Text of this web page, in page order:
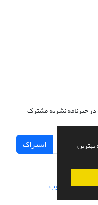
بهترین
در خبرنامه نشریه مشترک
اشتراک
سازی از سیناوب